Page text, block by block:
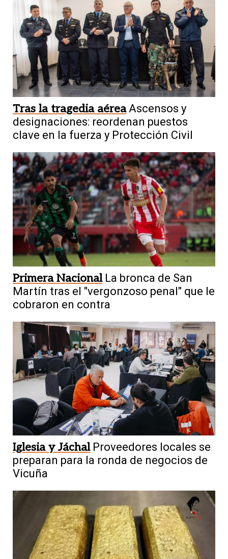
Tras la tragedia aérea Ascensos y
designaciones: reordenan puestos
clave en la fuerza y Protección Civil
Primera Nacional La bronca de San
Martín tras el "vergonzoso penal" que le
cobraron en contra
Iglesia y Jáchal Proveedores locales se
preparan para la ronda de negocios de
Vicuña